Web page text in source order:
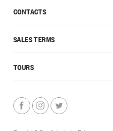
CONTACTS
SALES TERMS
TOURS